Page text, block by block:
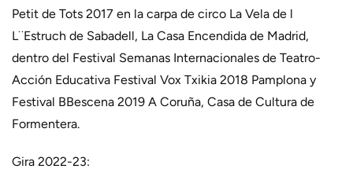
Petit de Tots 2017 en la carpa de circo La Vela de l
L¨Estruch de Sabadell, La Casa Encendida de Madrid,
dentro del Festival Semanas Internacionales de Teatro-
Acción Educativa Festival Vox Txikia 2018 Pamplona y
Festival BBescena 2019 A Coruña, Casa de Cultura de
Formentera.
Gira 2022-23: